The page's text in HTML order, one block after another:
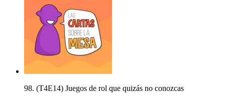
98. (T4E14) Juegos de rol que quizás no conozcas